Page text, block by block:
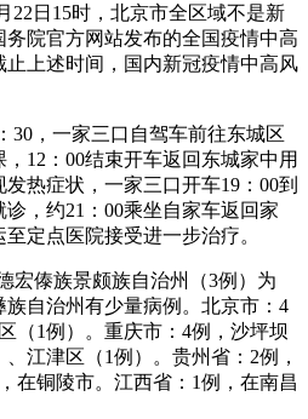
22日15时，北京市全区域不是新
院官方网站发布的全国疫情中高
上述时间，国内新冠疫情中高风
30，一家三口自驾车前往东城区
12：00结束开车返回东城家中用
热症状，一家三口开车19：00到
，约21：00乘坐自家车返回家
定点医院接受进一步治疗。
宏傣族景颇族自治州（3例）为
自治州有少量病例。北京市：4
（1例）。重庆市：4例，沙坪坝
江津区（1例）。贵州省：2例，
在铜陵市。江西省：1例，在南昌